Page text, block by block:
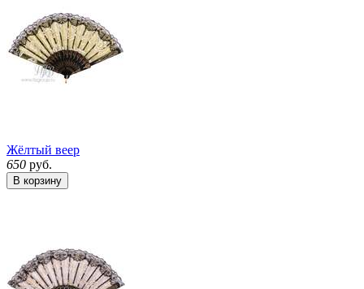
Жёлтый веер
650 руб.
В корзину